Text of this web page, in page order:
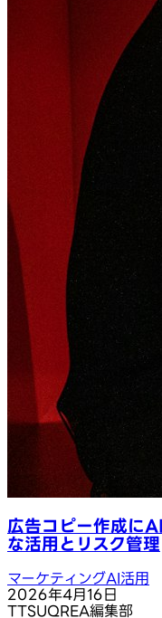
広告コピー作成に
な活用とリスク管理
マーケティングAI活用
2026年4月16日
TTSUQREA編集部